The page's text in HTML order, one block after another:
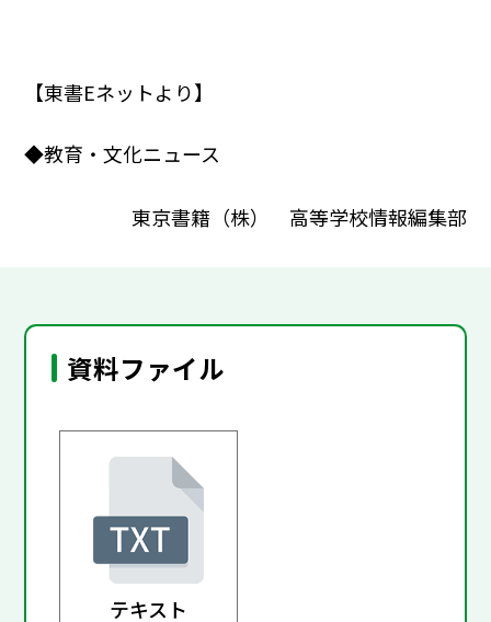
【東書Eネットより】
◆教育・文化ニュース
東京書籍（株） 高等学校情報編集部
資料ファイル
テキスト